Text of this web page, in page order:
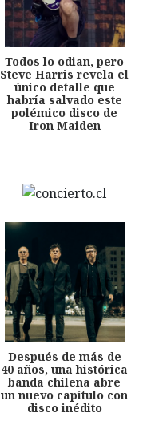
Todos lo odian, pero
Steve Harris revela el
único detalle que
habría salvado este
polémico disco de
Iron Maiden
Después de más de
40 años, una histórica
banda chilena abre
un nuevo capítulo con
disco inédito